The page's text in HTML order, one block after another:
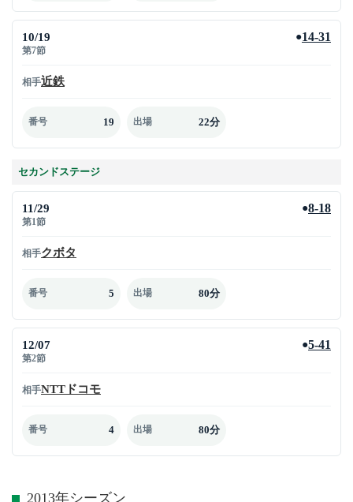
10/19
第7節
●14-31
相手近鉄
番号 19 出場 22分
セカンドステージ
11/29
第1節
●8-18
相手クボタ
番号 5 出場 80分
12/07
第2節
●5-41
相手NTTドコモ
番号 4 出場 80分
2013年シーズン